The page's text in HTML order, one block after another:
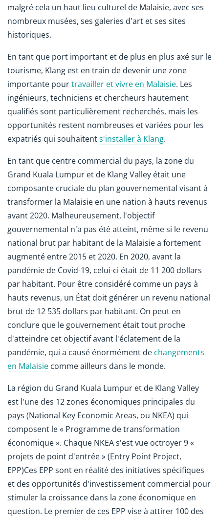
malgré cela un haut lieu culturel de Malaisie, avec ses
nombreux musées, ses galeries d'art et ses sites
historiques.
En tant que port important et de plus en plus axé sur le
tourisme, Klang est en train de devenir une zone
importante pourtravailler et vivre en Malaisie. Les
ingénieurs, techniciens et chercheurs hautement
qualifiés sont particulièrement recherchés, mais les
opportunités restent nombreuses et variées pour les
expatriés qui souhaitents'installer à Klang.
En tant que centre commercial du pays, la zone du
Grand Kuala Lumpur et de Klang Valley était une
composante cruciale du plan gouvernemental visant à
transformer la Malaisie en une nation à hauts revenus
avant 2020. Malheureusement, l'objectif
gouvernemental n'a pas été atteint, même si le revenu
national brut par habitant de la Malaisie a fortement
augmenté entre 2015 et 2020. En 2020, avant la
pandémie de Covid-19, celui-ci était de 11 200 dollars
par habitant. Pour être considéré comme un pays à
hauts revenus, un État doit générer un revenu national
brut de 12 535 dollars par habitant. On peut en
conclure que le gouvernement était tout proche
d'atteindre cet objectif avant l'éclatement de la
pandémie, qui a causé énormément de changements
en Malaisie comme ailleurs dans le monde.
La région du Grand Kuala Lumpur et de Klang Valley
est l'une des 12 zones économiques principales du
pays (National Key Economic Areas, ou NKEA) qui
composent le « Programme de transformation
économique ». Chaque NKEA s'est vue octroyer 9 «
projets de point d'entrée » (Entry Point Project,
EPP)Ces EPP sont en réalité des initiatives spécifiques
et des opportunités d'investissement commercial pour
stimuler la croissance dans la zone économique en
question. Le premier de ces EPP vise à attirer 100 des